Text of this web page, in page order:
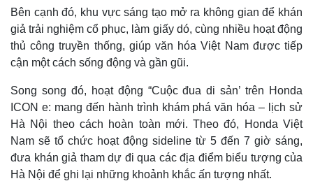
Bên cạnh đó, khu vực sáng tạo mở ra không gian để khán
giả trải nghiệm cổ phục, làm giấy dó, cùng nhiều hoạt động
thủ công truyền thống, giúp văn hóa Việt Nam được tiếp
cận một cách sống động và gần gũi.
Song song đó, hoạt động “Cuộc đua di sản’ trên Honda
ICON e: mang đến hành trình khám phá văn hóa – lịch sử
Hà Nội theo cách hoàn toàn mới. Theo đó, Honda Việt
Nam sẽ tổ chức hoạt động sideline từ 5 đến 7 giờ sáng,
đưa khán giả tham dự đi qua các địa điểm biểu tượng của
Hà Nội để ghi lại những khoảnh khắc ấn tượng nhất.